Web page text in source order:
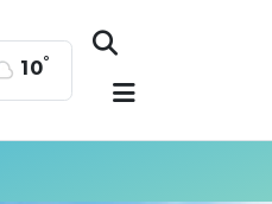
10°